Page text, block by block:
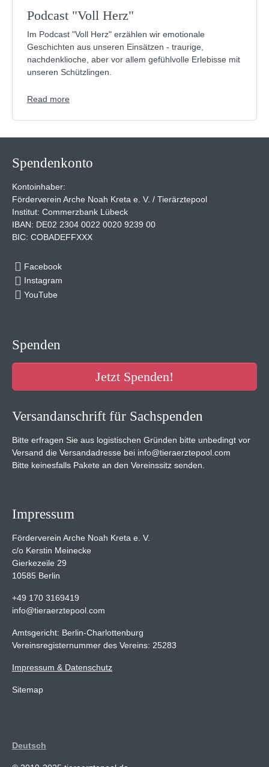
Podcast "Voll Herz"
Im Podcast "Voll Herz" erzählen wir emotionale
Geschichten aus unseren Einsätzen - traurige,
nachdenklioche, aber vor allem gefühlvolle Erlebisse mit
unseren Schützlingen.
Read more
Spendenkonto
Kontoinhaber:
Förderverein Arche Noah Kreta e. V. / Tierärztepool
Institut: Commerzbank Lübeck
IBAN: DE02 2304 0022 0020 9239 00
BIC: COBADEFFXXX
Facebook
Instagram
YouTube
Spenden
Jetzt Spenden!
Versandanschrift für Sachspenden
Bitte erfragen Sie aus logistischen Gründen bitte unbedingt vor
Versand die Versandadresse bei info@tieraerztepool.com
Bitte keinesfalls Pakete an den Vereinssitz senden.
Impressum
Förderverein Arche Noah Kreta e. V.
c/o Kerstin Meinecke
Gierkezeile 29
10585 Berlin
+49 170 3169419
info@tieraerztepool.com
Amtsgericht: Berlin-Charlottenburg
Vereinsregisternummer des Vereins: 25283
Impressum & Datenschutz
Sitemap
Deutsch